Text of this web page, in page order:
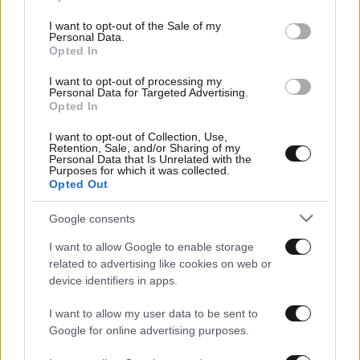
use your data for below specified purposes in below Google
consent section.
I want to opt-out of the Sale of my
Personal Data.
Opted In
I want to opt-out of processing my
Personal Data for Targeted Advertising.
Opted In
I want to opt-out of Collection, Use,
Retention, Sale, and/or Sharing of my
Personal Data that Is Unrelated with the
Purposes for which it was collected.
Opted Out
Google consents
I want to allow Google to enable storage
related to advertising like cookies on web or
device identifiers in apps.
I want to allow my user data to be sent to
Google for online advertising purposes.
25·02·2026 09:07
Μαρία Σολωμού: Δεν θα μπορούσα να μείνω με έναν